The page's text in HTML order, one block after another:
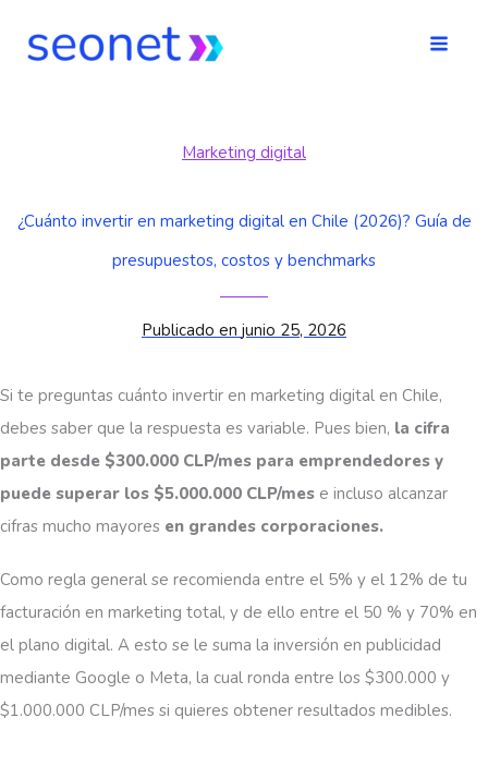
Marketing digital
¿Cuánto invertir en marketing digital en Chile (2026)? Guía de
presupuestos, costos y benchmarks
Publicado en junio 25, 2026
Si te preguntas cuánto invertir en marketing digital en Chile,
debes saber que la respuesta es variable. Pues bien, la cifra
parte desde $300.000 CLP/mes para emprendedores y
puede superar los $5.000.000 CLP/mes e incluso alcanzar
cifras mucho mayores en grandes corporaciones.
Como regla general se recomienda entre el 5% y el 12% de tu
facturación en marketing total, y de ello entre el 50 % y 70% en
el plano digital. A esto se le suma la inversión en publicidad
mediante Google o Meta, la cual ronda entre los $300.000 y
$1.000.000 CLP/mes si quieres obtener resultados medibles.